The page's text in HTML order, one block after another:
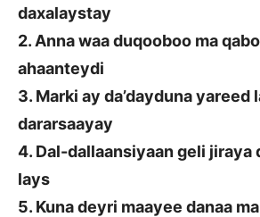
daxalaystay
2. Anna waa duqooboo ma
ahaanteydi
3. Marki ay da’dayduna yareed
dararsaayay
4. Dal-dallaansiyaan geli jiraya
lays
5. Kuna deyri maayee danaa